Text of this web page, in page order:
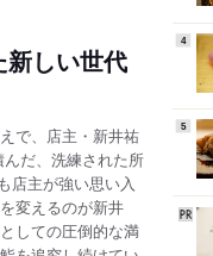
しい世代
で、店主・新井祐
だ、洗練された所
店主が強い思い入
変えるのが新井
しての圧倒的な満
4
5